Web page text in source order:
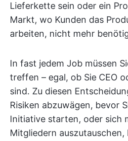
Lieferkette sein oder ein
Markt, wo Kunden das
arbeiten, nicht mehr
In fast jedem Job müssen
treffen – egal, ob Sie CEO
sind. Zu diesen
Risiken abzuwägen, bevor
Initiative starten, oder sich
Mitgliedern auszutauschen,